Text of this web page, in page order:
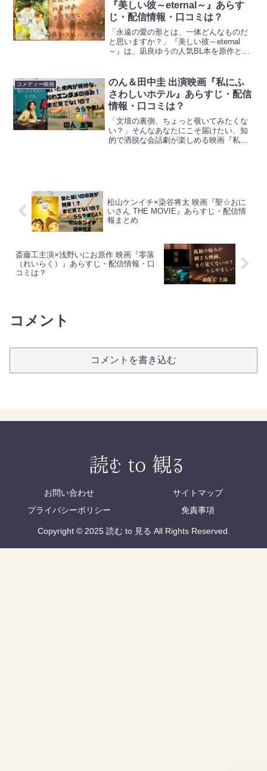
『美しい彼～eternal～』あらす
じ・配信情報・口コミは？
「永遠の愛の形とは、一体どんなものだ
と思いますか？」『美しい彼～eternal
～』は、凪良ゆうの人気BL本を原作と
トを巻き起こした二人が、映画でどのよ
うに新たな世界を...
コメディー映画
のん＆田中圭 出演映画『私にふ
さわしいホテル』あらすじ・配信
情報・口コミは？
「文壇の裏側、ちょっと覗いてみたくな
い？」そんなあなたにこそ届けたい、知
的で洒脱な会話劇が楽しめる映画『私に
松山ケンイチ×染谷将太 映画『聖☆おに
いさん THE MOVIE』あらすじ・配信情
報まとめ
斎藤工主演×浅野いにお原作 映画『零落
（れいらく）』あらすじ・配信情報・口
コミは？
コメント
コメントを書き込む
お問い合わせ
サイトマップ
プライバシーポリシー
免責事項
Copyright © 2025 読む to 見る All Rights Reserved.